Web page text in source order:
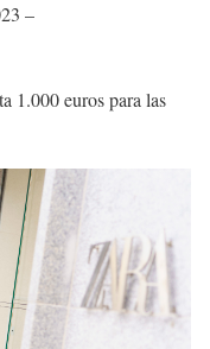
–
1.000 euros para las